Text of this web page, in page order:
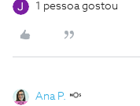
1 pessoa gostou
Ana P.